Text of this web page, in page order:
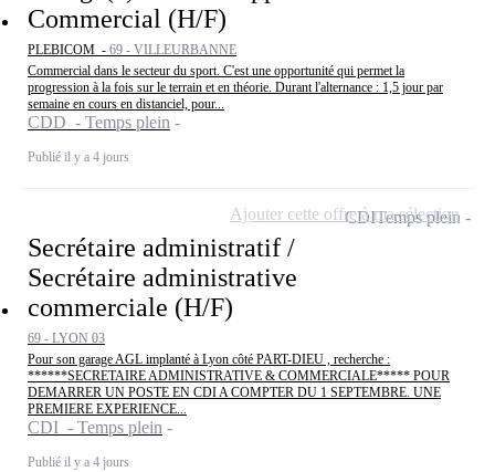
Commercial (H/F)
PLEBICOM - 69 - VILLEURBANNE
Commercial dans le secteur du sport. C'est une opportunité qui permet la
progression à la fois sur le terrain et en théorie. Durant l'alternance : 1,5 jour par
semaine en cours en distanciel, pour...
CDD - Temps plein
Publié il y a 4 jours
Secrétaire administratif /
Secrétaire administrative
commerciale (H/F)
69 - LYON 03
Pour son garage AGL implanté à Lyon côté PART-DIEU , recherche :
******SECRETAIRE ADMINISTRATIVE & COMMERCIALE***** POUR
DEMARRER UN POSTE EN CDI A COMPTER DU 1 SEPTEMBRE. UNE
PREMIERE EXPERIENCE...
CDI - Temps plein
Publié il y a 4 jours
CDITemps plein
Ajouter cette offre à ma sélection